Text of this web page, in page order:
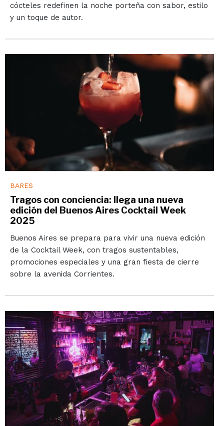
cócteles redefinen la noche porteña con sabor, estilo
y un toque de autor.
BARES
Tragos con conciencia: llega una nueva
edición del Buenos Aires Cocktail Week
2025
Buenos Aires se prepara para vivir una nueva edición
de la Cocktail Week, con tragos sustentables,
promociones especiales y una gran fiesta de cierre
sobre la avenida Corrientes.